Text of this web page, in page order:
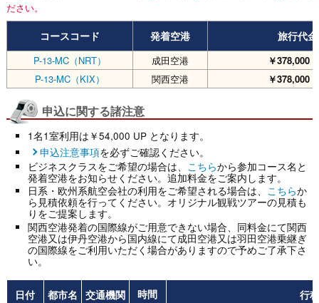
ださい。
コースコード 発着空港 旅行代
P-13-MC（NRT） 成田空港 ￥378,000
P-13-MC（KIX）
関西空港 ￥378,000
申込に関する諸注意
1名1室利用は￥54,000 UP となります。
申込注意事項を必ずご確認ください。
ビジネスクラスをご希望の場合は、
こちらから参加コース名と
発着空港をお知らせください。追加料金をご案内します。
日系・欧州系航空会社の利用をご希望される場合は、 こちらか
ら見積依頼を行ってください。オリジナル観戦ツアーの見積も
りをご提案します。
関西空港発着の国際線がご用意できない場合、同料金にて関西
空港又は伊丹空港から国内線にて成田空港又は羽田空港乗継ぎ
の国際線をご利用いただく場合がありますので予めご了承下さ
い。
日付 都市名 交通機関 時間 行程